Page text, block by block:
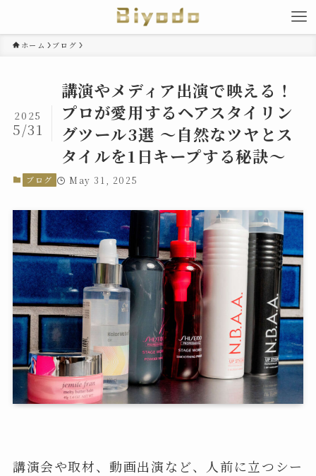
ホーム ブログ
講演やメディア出演で映える！
プロが愛用するヘアスタイリン
グツール3選 〜自然なツヤとス
タイルを1日キープする秘訣〜
2025
5/31
ブログ May 31, 2025
講演会や取材、動画出演など、人前に立つシー